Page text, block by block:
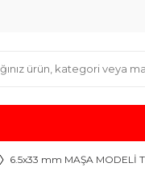
6.5x33 mm MAŞA MODELİ